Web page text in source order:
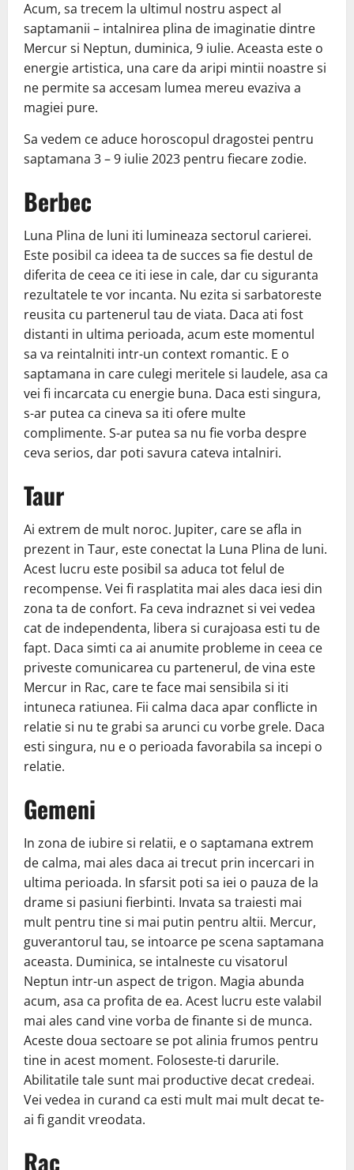
Acum, sa trecem la ultimul nostru aspect al
saptamanii – intalnirea plina de imaginatie dintre
Mercur si Neptun, duminica, 9 iulie. Aceasta este o
energie artistica, una care da aripi mintii noastre si
ne permite sa accesam lumea mereu evaziva a
magiei pure.
Sa vedem ce aduce horoscopul dragostei pentru
saptamana 3 – 9 iulie 2023 pentru fiecare zodie.
Berbec
Luna Plina de luni iti lumineaza sectorul carierei.
Este posibil ca ideea ta de succes sa fie destul de
diferita de ceea ce iti iese in cale, dar cu siguranta
rezultatele te vor incanta. Nu ezita si sarbatoreste
reusita cu partenerul tau de viata. Daca ati fost
distanti in ultima perioada, acum este momentul
sa va reintalniti intr-un context romantic. E o
saptamana in care culegi meritele si laudele, asa ca
vei fi incarcata cu energie buna. Daca esti singura,
s-ar putea ca cineva sa iti ofere multe
complimente. S-ar putea sa nu fie vorba despre
ceva serios, dar poti savura cateva intalniri.
Taur
Ai extrem de mult noroc. Jupiter, care se afla in
prezent in Taur, este conectat la Luna Plina de luni.
Acest lucru este posibil sa aduca tot felul de
recompense. Vei fi rasplatita mai ales daca iesi din
zona ta de confort. Fa ceva indraznet si vei vedea
cat de independenta, libera si curajoasa esti tu de
fapt. Daca simti ca ai anumite probleme in ceea ce
priveste comunicarea cu partenerul, de vina este
Mercur in Rac, care te face mai sensibila si iti
intuneca ratiunea. Fii calma daca apar conflicte in
relatie si nu te grabi sa arunci cu vorbe grele. Daca
esti singura, nu e o perioada favorabila sa incepi o
relatie.
Gemeni
In zona de iubire si relatii, e o saptamana extrem
de calma, mai ales daca ai trecut prin incercari in
ultima perioada. In sfarsit poti sa iei o pauza de la
drame si pasiuni fierbinti. Invata sa traiesti mai
mult pentru tine si mai putin pentru altii. Mercur,
guverantorul tau, se intoarce pe scena saptamana
aceasta. Duminica, se intalneste cu visatorul
Neptun intr-un aspect de trigon. Magia abunda
acum, asa ca profita de ea. Acest lucru este valabil
mai ales cand vine vorba de finante si de munca.
Aceste doua sectoare se pot alinia frumos pentru
tine in acest moment. Foloseste-ti darurile.
Abilitatile tale sunt mai productive decat credeai.
Vei vedea in curand ca esti mult mai mult decat te-
ai fi gandit vreodata.
Rac